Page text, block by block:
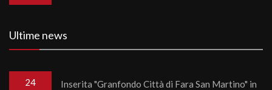
Ultime news
24
Inserita "Granfondo Città di Fara San Martino" in